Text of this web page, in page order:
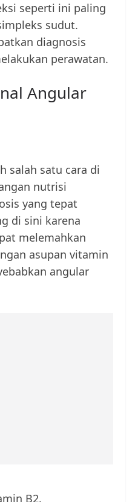
seperti ini paling
sudut.
diagnosis
perawatan.
Angular
salah satu cara di
nutrisi
yang tepat
di sini karena
melemahkan
asupan vitamin
angular
B2.